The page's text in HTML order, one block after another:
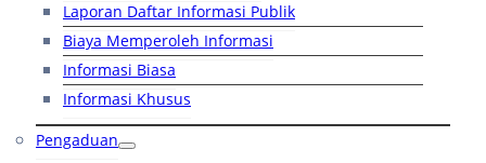
Laporan Daftar Informasi Publik
Biaya Memperoleh Informasi
Informasi Biasa
Informasi Khusus
Pengaduan